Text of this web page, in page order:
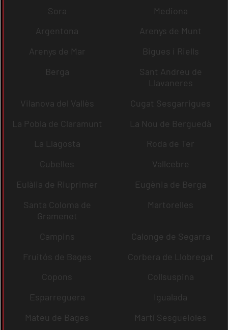
Sora
Mediona
Argentona
Arenys de Munt
Arenys de Mar
Bigues i Riells
Berga
Sant Andreu de
Llavaneres
Vilanova del Vallès
Cugat Sesgarrigues
La Pobla de Claramunt
La Nou de Berguedà
La Llagosta
Roda de Ter
Cubelles
Vallcebre
Eulàlia de Riuprimer
Eugènia de Berga
Santa Coloma de
Gramenet
Martorelles
Campins
Calonge de Segarra
Fruitós de Bages
Corbera de Llobregat
Copons
Collsuspina
Esparreguera
Igualada
Mateu de Bages
Martí Sesgueioles